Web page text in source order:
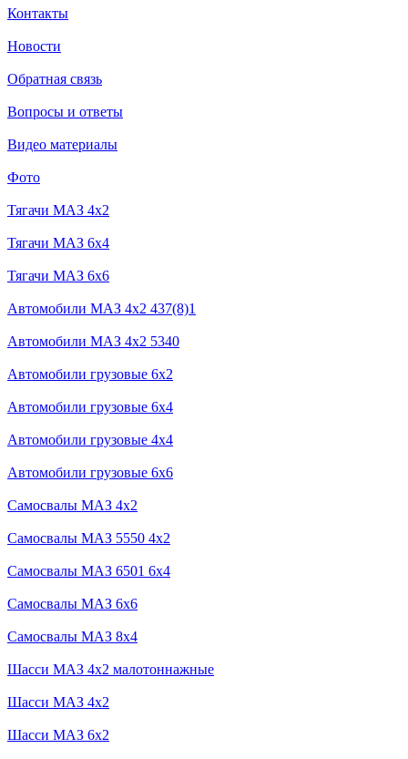
Контакты
Новости
Обратная связь
Вопросы и ответы
Видео материалы
Фото
Тягачи MAЗ 4x2
Тягачи MAЗ 6x4
Тягачи MAЗ 6x6
Автомобили МАЗ 4x2 437(8)1
Автомобили МАЗ 4x2 5340
Автомобили грузовые 6x2
Автомобили грузовые 6х4
Автомобили грузовые 4х4
Автомобили грузовые 6x6
Самосвалы МАЗ 4x2
Самосвалы МАЗ 5550 4x2
Самосвалы МАЗ 6501 6x4
Самосвалы МАЗ 6x6
Самосвалы МАЗ 8x4
Шасси МАЗ 4x2 малотоннажные
Шасси МАЗ 4x2
Шасси МАЗ 6x2